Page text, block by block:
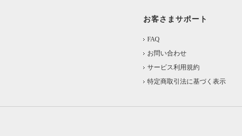
お客さまサポート
FAQ
お問い合わせ
サービス利用規約
特定商取引法に基づく表示